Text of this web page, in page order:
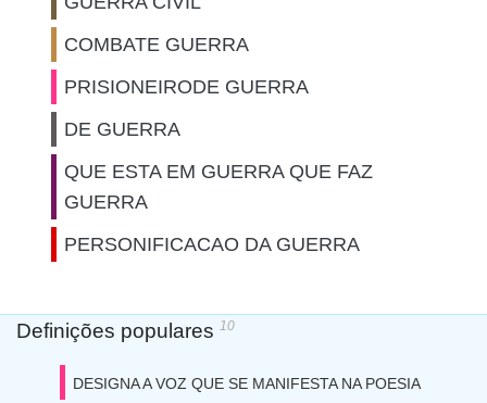
COMBATE GUERRA
PRISIONEIRODE GUERRA
DE GUERRA
QUE ESTA EM GUERRA QUE FAZ
GUERRA
PERSONIFICACAO DA GUERRA
Definições populares 10
DESIGNA A VOZ QUE SE MANIFESTA NA POESIA